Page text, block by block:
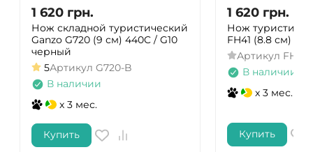
1 620 грн.
Нож складной туристический
Ganzo G720 (9 см) 440C / G10
черный
5Артикул G720-B
В наличии
x 3 мес.
Купить
1 620 грн.
Нож
FH41 (8.8 см) D2
Артикул
В наличии
x 3 мес.
Купить